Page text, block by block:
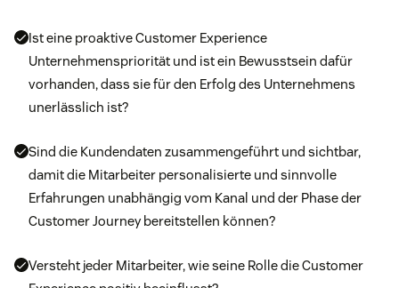
Ist eine proaktive Customer Experience
Unternehmenspriorität und ist ein Bewusstsein dafür
vorhanden, dass sie für den Erfolg des Unternehmens
unerlässlich ist?
Sind die Kundendaten zusammengeführt und sichtbar,
damit die Mitarbeiter personalisierte und sinnvolle
Erfahrungen unabhängig vom Kanal und der Phase der
Customer Journey bereitstellen können?
Versteht jeder Mitarbeiter, wie seine Rolle die Customer